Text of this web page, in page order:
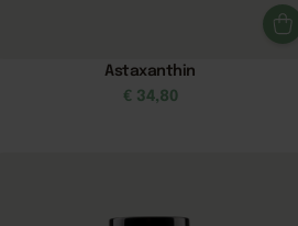
Astaxanthin
€ 34,80